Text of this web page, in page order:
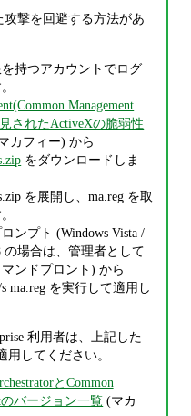
撃を回避する方法があ
持つアカウントでログ
Management
されたActiveXの脆弱性
カフィー) から
をダウンロードしま
を展開し、ma.reg を取
ンプト (Windows Vista /
の場合は、管理者として
ンドプロント) から
s ma.reg を実行して適用し
利用者は、上記した
用してください。
とCommon
のバージョン一覧 (マカ